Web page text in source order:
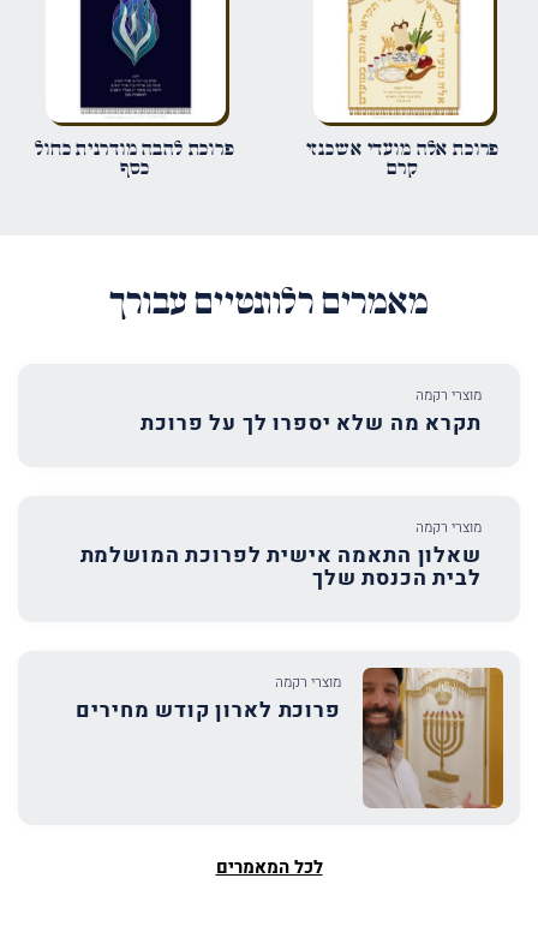
שמור בדפדפן זה את השם, האימייל והאתר שלי לפעם הבאה שאגיב.
פרוכת אלה מועדי אשכנזי
קרם
פרוכת להבה מודרנית כחול
כסף
מאמרים רלוונטיים עבורך
מוצרי רקמה
תקרא מה שלא יספרו לך על פרוכת
מוצרי רקמה
שאלון התאמה אישית לפרוכת המושלמת
לבית הכנסת שלך
מוצרי רקמה
פרוכת לארון קודש מחירים
לכל המאמרים